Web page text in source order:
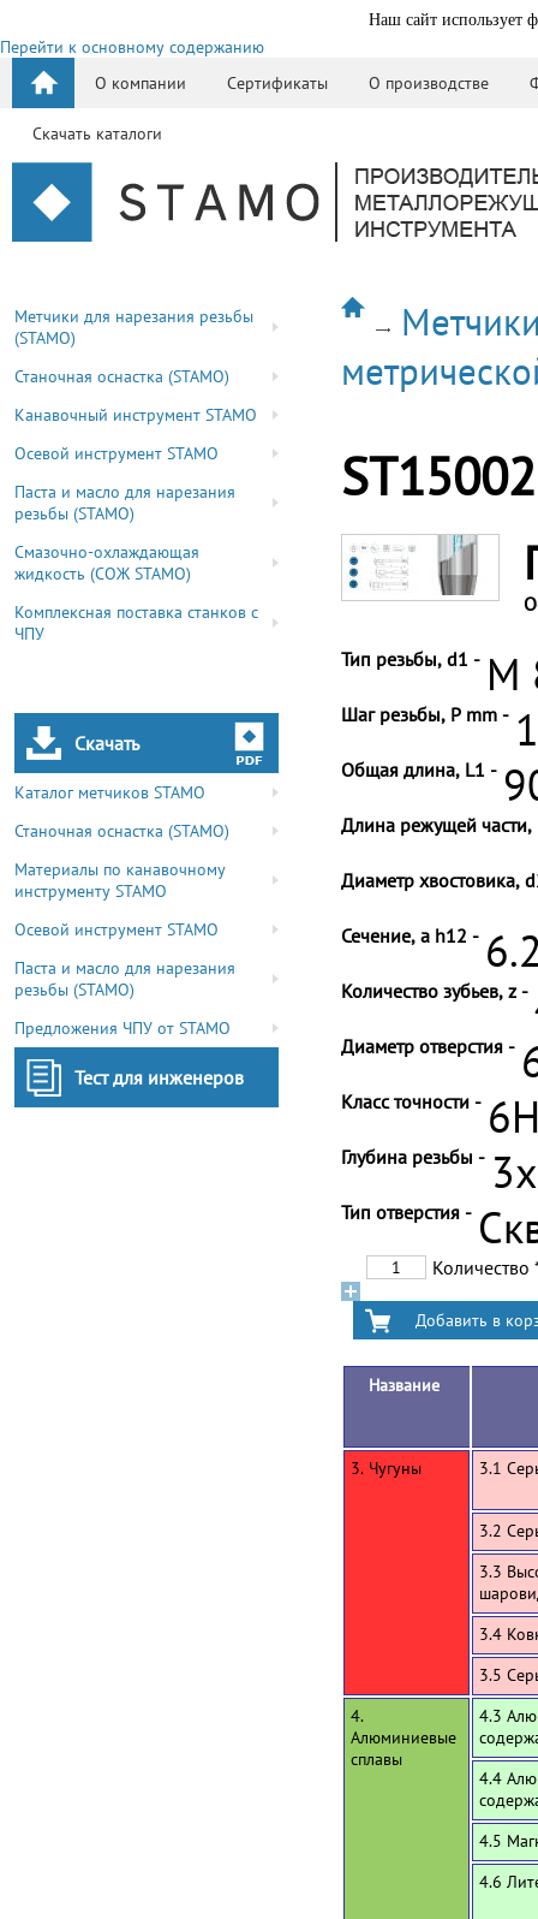
Наш сайт использует
Перейти к основному содержанию
О компании
Сертификаты О производстве
Скачать каталоги
Метчики для нарезания резьбы
(STAMO)
Станочная оснастка (STAMO)
Канавочный инструмент STAMO
Осевой инструмент STAMO
Паста и масло для нарезания
резьбы (STAMO)
Смазочно-охлаждающая
жидкость (СОЖ STAMO)
Комплексная поставка станков с
ЧПУ
Скачать
Каталог метчиков STAMO
Станочная оснастка (STAMO)
Материалы по канавочному
инструменту STAMO
Осевой инструмент STAMO
Паста и масло для нарезания
резьбы (STAMO)
Предложения ЧПУ от STAMO
Тест для инженеров
Тип резьбы, d1 - M
Шаг резьбы, P mm -
Общая длина, L1 -
Длина режущей части,
Диаметр хвостовика,
Сечение, a h12 -
Количество зубьев, z -
Диаметр отверстия -
Класс точности -
Глубина резьбы -
Тип отверстия -
Количество
Название
3. Чугуны 3.1
3.2
3.3
3.4
3.5
4.
Алюминиевые
сплавы
4.3
4.4
4.5
4.6